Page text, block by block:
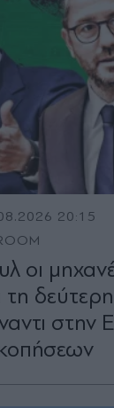
20:15
οι
τη
στην